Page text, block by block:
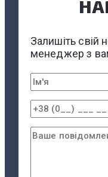
Залишіть свій
менеджер з